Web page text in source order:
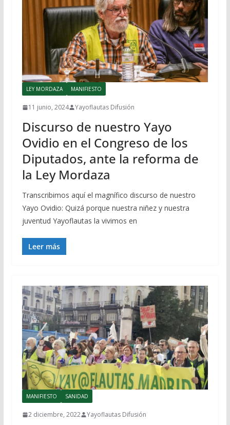
LEY MORDAZA MANIFIESTO
11 junio, 2024 Yayoflautas Difusión
Discurso de nuestro Yayo
Ovidio en el Congreso de los
Diputados, ante la reforma de
la Ley Mordaza
Transcribimos aquí el magnífico discurso de nuestro
Yayo Ovidio: Quizá porque nuestra niñez y nuestra
juventud Yayoflautas la vivimos en
Leer más
MANIFIESTO SANIDAD
2 diciembre, 2022 Yayoflautas Difusión